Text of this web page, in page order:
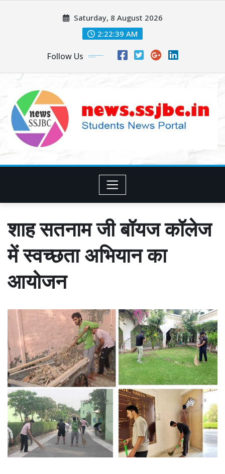
Saturday, 8 August 2026
2:22:41 AM
Follow Us
शाह सतनाम जी बॉयज कॉलेज
में स्वच्छता अभियान का
आयोजन